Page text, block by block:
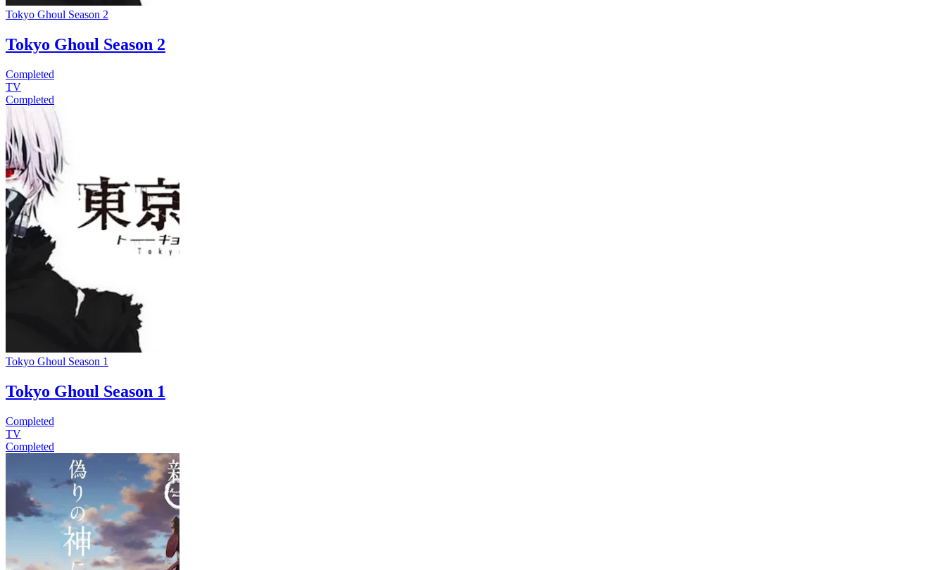
Tokyo Ghoul Season 2
Tokyo Ghoul Season 2
Completed
TV
Completed
Tokyo Ghoul Season 1
Tokyo Ghoul Season 1
Completed
TV
Completed